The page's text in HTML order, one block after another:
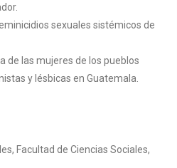
sexuales sistémicos de
de las mujeres de los pueblos
y lésbicas en Guatemala.
Facultad de Ciencias Sociales,